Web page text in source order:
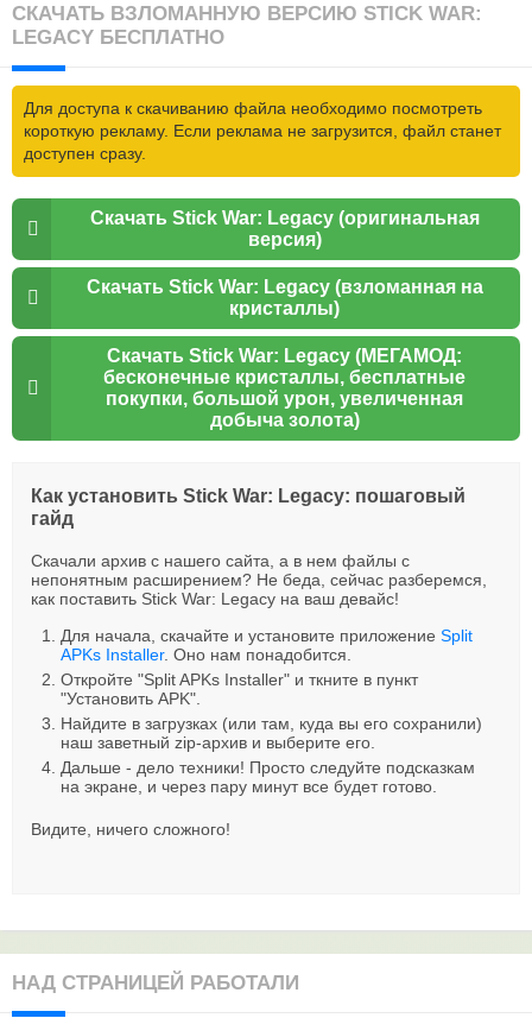
СКАЧАТЬ ВЗЛОМАННУЮ ВЕРСИЮ STICK WAR:
LEGACY БЕСПЛАТНО
Для доступа к скачиванию файла необходимо посмотреть
короткую рекламу. Если реклама не загрузится, файл станет
доступен сразу.
Скачать Stick War: Legacy (оригинальная
версия)
Скачать Stick War: Legacy (взломанная на
кристаллы)
Скачать Stick War: Legacy (МЕГАМОД:
бесконечные кристаллы, бесплатные
покупки, большой урон, увеличенная
добыча золота)
Как установить Stick War: Legacy: пошаговый
гайд
Скачали архив с нашего сайта, а в нем файлы с
непонятным расширением? Не беда, сейчас разберемся,
как поставить Stick War: Legacy на ваш девайс!
Для начала, скачайте и установите приложение Split
APKs Installer. Оно нам понадобится.
Откройте "Split APKs Installer" и ткните в пункт
"Установить APK".
Найдите в загрузках (или там, куда вы его сохранили)
наш заветный zip-архив и выберите его.
Дальше - дело техники! Просто следуйте подсказкам
на экране, и через пару минут все будет готово.
Видите, ничего сложного!
НАД СТРАНИЦЕЙ РАБОТАЛИ